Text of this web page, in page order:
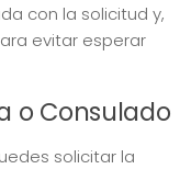
con la solicitud y,
evitar esperar
o Consulado
solicitar la